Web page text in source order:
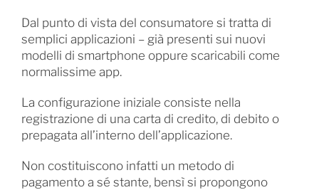
Dal punto di vista del consumatore si tratta di
semplici applicazioni – già presenti sui nuovi
modelli di smartphone oppure scaricabili come
normalissime app.
La configurazione iniziale consiste nella
registrazione di una carta di credito, di debito o
prepagata all’interno dell’applicazione.
Non costituiscono infatti un metodo di
pagamento a sé stante, bensì si propongono